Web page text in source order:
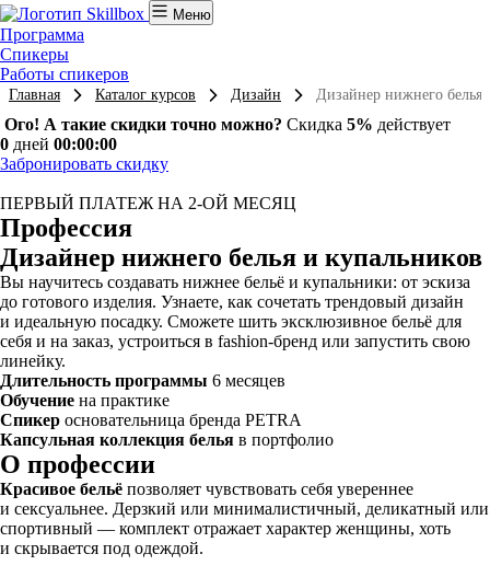
Меню
Программа
Спикеры
Работы спикеров
Главная Каталог курсов Дизайн Дизайнер нижнего белья
Ого! А такие скидки точно можно? Скидка 5% действует
0 дней 00:00:00
Забронировать скидку
ПЕРВЫЙ ПЛАТЕЖ НА 2-ОЙ МЕСЯЦ
Профессия
Дизайнер нижнего белья и купальников
Вы научитесь создавать нижнее бельё и купальники: от эскиза
до готового изделия. Узнаете, как сочетать трендовый дизайн
и идеальную посадку. Сможете шить эксклюзивное бельё для
себя и на заказ, устроиться в fashion-бренд или запустить свою
линейку.
Длительность программы 6 месяцев
Обучение на практике
Спикер основательница бренда PETRA
Капсульная коллекция белья в портфолио
О профессии
Красивое бельё позволяет чувствовать себя увереннее
и сексуальнее. Дерзкий или минималистичный, деликатный или
спортивный — комплект отражает характер женщины, хоть
и скрывается под одеждой.